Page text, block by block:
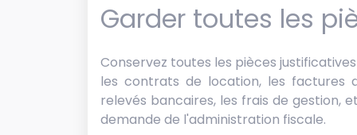
Garder toutes les
Conservez toutes les pièces
les contrats de location, les factures
relevés bancaires, les frais de gestion,
demande de l'administration fiscale.